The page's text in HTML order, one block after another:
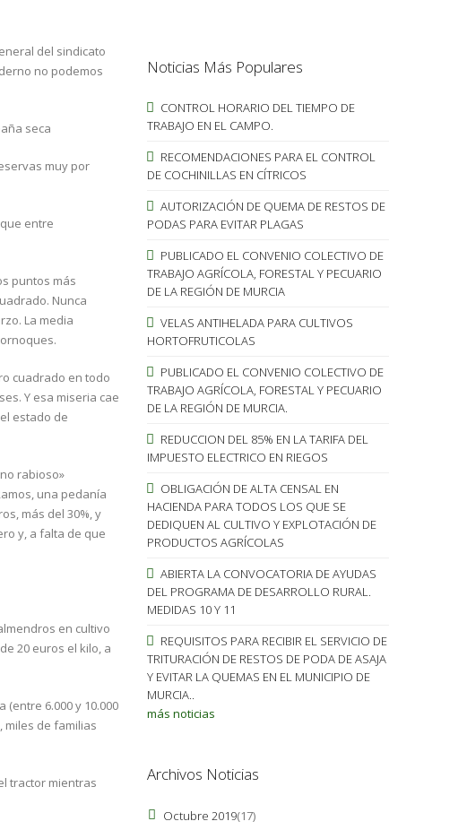
del sindicato
no podemos
seca
muy por
entre
puntos más
Nunca
La media
cuadrado en todo
Y esa miseria cae
estado de
rabioso»
una pedanía
más del 30%, y
y, a falta de que
en cultivo
20 euros el kilo, a
6.000 y 10.000
miles de familias
tractor mientras
Noticias Más Populares
CONTROL HORARIO DEL TIEMPO DE
TRABAJO EN EL CAMPO.
RECOMENDACIONES PARA EL CONTROL
DE COCHINILLAS EN CÍTRICOS
AUTORIZACIÓN DE QUEMA DE RESTOS DE
PODAS PARA EVITAR PLAGAS
PUBLICADO EL CONVENIO COLECTIVO DE
TRABAJO AGRÍCOLA, FORESTAL Y PECUARIO
DE LA REGIÓN DE MURCIA
VELAS ANTIHELADA PARA CULTIVOS
HORTOFRUTICOLAS
PUBLICADO EL CONVENIO COLECTIVO DE
TRABAJO AGRÍCOLA, FORESTAL Y PECUARIO
DE LA REGIÓN DE MURCIA.
REDUCCION DEL 85% EN LA TARIFA DEL
IMPUESTO ELECTRICO EN RIEGOS
OBLIGACIÓN DE ALTA CENSAL EN
HACIENDA PARA TODOS LOS QUE SE
DEDIQUEN AL CULTIVO Y EXPLOTACIÓN DE
PRODUCTOS AGRÍCOLAS
ABIERTA LA CONVOCATORIA DE AYUDAS
DEL PROGRAMA DE DESARROLLO RURAL.
MEDIDAS 10 Y 11
REQUISITOS PARA RECIBIR EL SERVICIO DE
TRITURACIÓN DE RESTOS DE PODA DE ASAJA
Y EVITAR LA QUEMAS EN EL MUNICIPIO DE
MURCIA..
más noticias
Archivos Noticias
Octubre 2019(17)